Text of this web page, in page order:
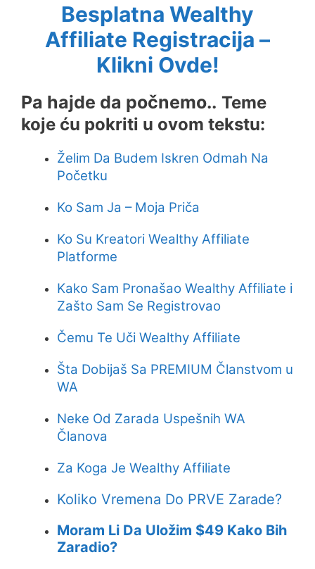
Besplatna Wealthy
Affiliate Registracija –
Klikni Ovde!
Pa hajde da počnemo.. Teme
koje ću pokriti u ovom tekstu:
Želim Da Budem Iskren Odmah Na
Početku
Ko Sam Ja – Moja Priča
Ko Su Kreatori Wealthy Affiliate
Platforme
Kako Sam Pronašao Wealthy Affiliate i
Zašto Sam Se Registrovao
Čemu Te Uči Wealthy Affiliate
Šta Dobijaš Sa PREMIUM Članstvom u
WA
Neke Od Zarada Uspešnih WA
Članova
Za Koga Je Wealthy Affiliate
Koliko Vremena Do PRVE Zarade?
Moram Li Da Uložim $49 Kako Bih
Zaradio?